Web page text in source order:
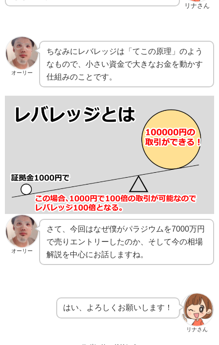
リナさん
オーリー
ちなみにレバレッジは「てこの原理」のよう
なもので、小さい資金で大きなお金を動かす
仕組みのことです。
オーリー
さて、今回はなぜ僕がパラジウムを7000万円
で売りエントリーしたのか、そして今の相場
解説を中心にお話しますね。
リナさん
はい、よろしくお願いします！